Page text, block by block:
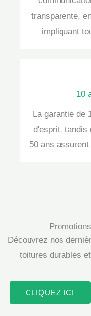
transparente,
impliquant
10
La garantie de
d'esprit, tandis
50 ans
Découvrez nos
toitures durables
CLIQUEZ ICI